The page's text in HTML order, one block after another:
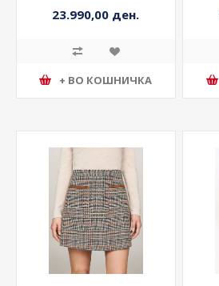
23.990,00 ден.
+ ВО КОШНИЧКА